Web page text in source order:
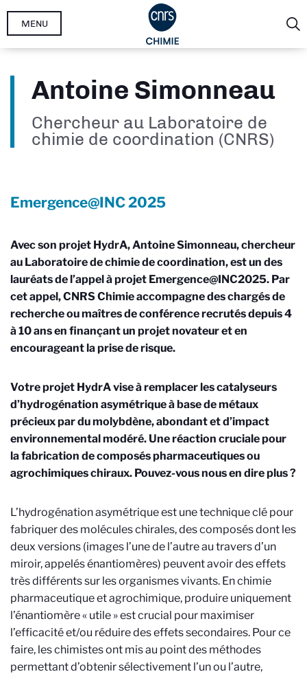
Aller
MENU
Antoine Simonneau
Chercheur au Laboratoire de
chimie de coordination (CNRS)
Emergence@INC2025
Avec son projet HydrA, Antoine Simonneau, chercheur
au Laboratoire de chimie de coordination, est un des
lauréats de l’appel à projet Emergence@INC2025. Par
cet appel, CNRS Chimie accompagne des chargés de
recherche ou maîtres de conférence recrutés depuis 4
à 10 ans en finançant un projet novateur et en
encourageant la prise de risque.
Votre projet HydrA vise à remplacer les catalyseurs
d’hydrogénation asymétrique à base de métaux
précieux par du molybdène, abondant et d’impact
environnemental modéré. Une réaction cruciale pour
la fabrication de composés pharmaceutiques ou
agrochimiques chiraux. Pouvez-vous nous en dire plus ?
L’hydrogénation asymétrique est une technique clé pour
fabriquer des molécules chirales, des composés dont les
deux versions (images l’une de l’autre au travers d’un
miroir, appelés énantiomères) peuvent avoir des effets
très différents sur les organismes vivants. En chimie
pharmaceutique et agrochimique, produire uniquement
l’énantiomère « utile » est crucial pour maximiser
l’efficacité et/ou réduire des effets secondaires. Pour ce
faire, les chimistes ont mis au point des méthodes
permettant d’obtenir sélectivement l’un ou l’autre,